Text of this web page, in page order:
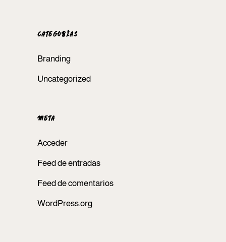
CATEGORÍAS
Branding
Uncategorized
META
Acceder
Feed de entradas
Feed de comentarios
WordPress.org